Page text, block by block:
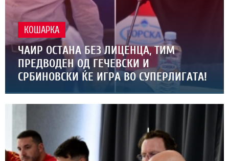
КОШАРКА
ЧАИР ОСТАНА БЕЗ ЛИЦЕНЦА, ТИМ
ПРЕДВОДЕН ОД ГЕЧЕВСКИ И
СРБИНОВСКИ ЌЕ ИГРА ВО СУПЕРЛИГАТА!